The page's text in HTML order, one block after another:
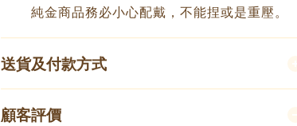
純金商品務必小心配戴，不能捏或是重壓。
送貨及付款方式
顧客評價